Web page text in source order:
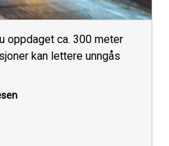
oppdaget ca. 300 meter
kan lettere unngås